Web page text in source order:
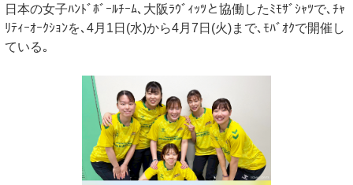
日本の女子ﾊﾝﾄﾞﾎﾞｰﾙﾁｰﾑ､大阪ﾗｳﾞｨｯﾂと協働したﾐﾓｻﾞｼｬﾂで､ﾁｬ
ﾘﾃｨｰｵｰｸｼｮﾝを､4月1日(水)から4月7日(火)まで､ﾓﾊﾞｵｸで開催し
ている｡